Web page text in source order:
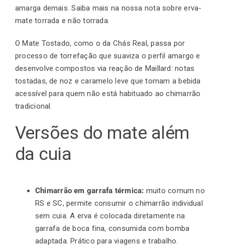
amarga demais. Saiba mais na nossa nota sobreerva-
mate torrada e não torrada.
O Mate Tostado, como o da Chás Real, passa por
processo de torrefação que suaviza o perfil amargo e
desenvolve compostos via reação de Maillard: notas
tostadas, de noz e caramelo leve que tornam a bebida
acessível para quem não está habituado ao chimarrão
tradicional.
Versões do mate além
da cuia
Chimarrão em garrafa térmica: muito comum no
RS e SC, permite consumir o chimarrão individual
sem cuia. A erva é colocada diretamente na
garrafa de boca fina, consumida com bomba
adaptada. Prático para viagens e trabalho.